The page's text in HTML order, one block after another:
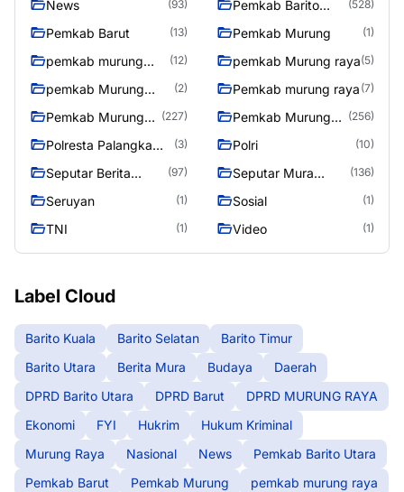
News (93)
Pemkab Barito
(528)
Pemkab Barut (13) Pemkab Murung (1)
pemkab murung
(12) pemkab Murung raya(5)
pemkab Murung
(2) Pemkab murung raya (7)
Pemkab Murung
(227)
Pemkab Murung
(256)
Polresta Palangka
(3) Polri (10)
Seputar Berita
(97)
Seputar Mura
(136)
Seruyan (1) Sosial (1)
TNI (1) Video (1)
Label Cloud
Barito Kuala Barito Selatan
Barito Timur
Barito Utara
Berita Mura Budaya
Daerah
DPRD Barito Utara
DPRD Barut
DPRD MURUNG RAYA
Ekonomi
FYI Hukrim
Hukum Kriminal
Murung Raya
Nasional News
Pemkab Barito Utara
Pemkab Barut
Pemkab Murung
pemkab murung raya